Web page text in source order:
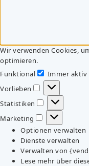
Wir verwenden Cookies,
optimieren.
Funktional
Funktional
Immer aktiv
Vorlieben
Vorlieben
Statistiken
Statistiken
Marketing
Marketing
Optionen verwalten
Dienste verwalten
Verwalten von
Lese mehr über